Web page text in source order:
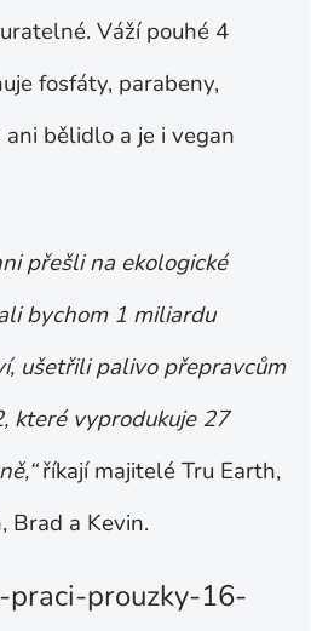
Váží pouhé 4
fosfáty, parabeny,
bělidlo a je i vegan
přešli na ekologické
bychom 1 miliardu
ušetřili palivo přepravcům
které vyprodukuje 27
říkají majitelé Tru Earth,
Brad a Kevin.
prouzky-16-